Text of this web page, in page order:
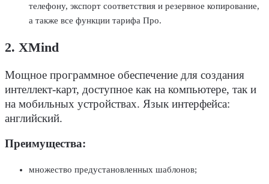
телефону, экспорт соответствия и резервное копирование,
а также все функции тарифа Про.
2. XMind
Мощное программное обеспечение для создания
интеллект-карт, доступное как на компьютере, так и
на мобильных устройствах. Язык интерфейса:
английский.
Преимущества:
множество предустановленных шаблонов;